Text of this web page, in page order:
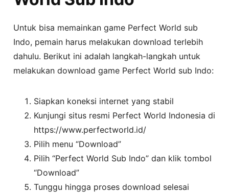
Untuk bisa memainkan game Perfect World sub
Indo, pemain harus melakukan download terlebih
dahulu. Berikut ini adalah langkah-langkah untuk
melakukan download game Perfect World sub Indo:
Siapkan koneksi internet yang stabil
Kunjungi situs resmi Perfect World Indonesia di
https://www.perfectworld.id/
Pilih menu “Download”
Pilih “Perfect World Sub Indo” dan klik tombol
“Download”
Tunggu hingga proses download selesai